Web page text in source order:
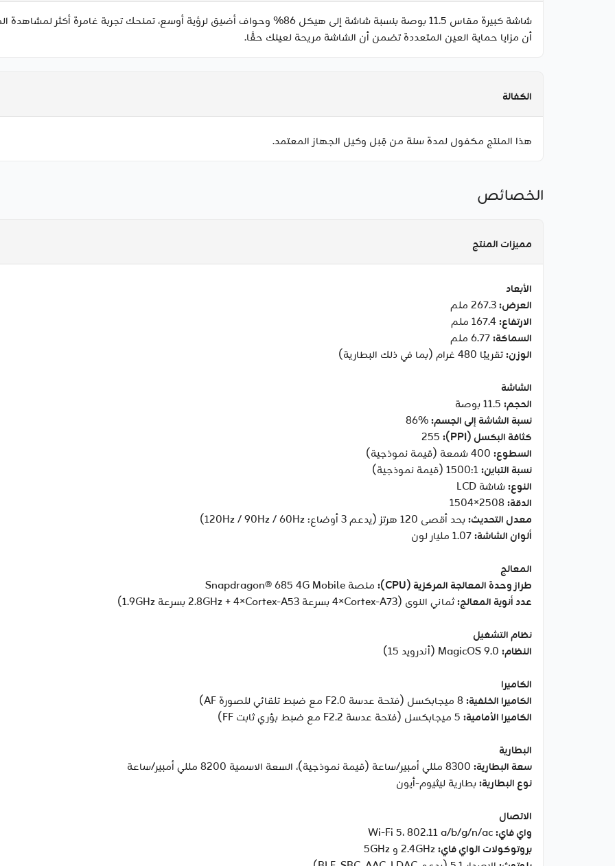
شاشة كبيرة مقاس 11.5 بوصة بنسبة شاشة إلى هيكل 86% وحواف أضيق لرؤية أوسع، تمنحك تجربة
أن مزايا حماية العين المتعددة تضمن أن الشاشة مريحة لعينك حقًا.
الكفالة
هذا المنتج مكفول لمدة سنة من قِبل وكيل الجهاز المعتمد.
الخصائص
مميزات المنتج
الأبعاد
العرض:
الارتفاع:
السماكة:
الوزن:تقريبًا ‎480 غرام (بما في ذلك البطارية)
الشاشة
الحجم:
نسبة الشاشة إلى الجسم:
كثافة البكسل (PPI):
السطوع:
نسبة التباين:
النوع:شاشة LCD
الدقة:
معدل التحديث: بحد أقصى ‎120 هرتز‎ (يدعم 3 أوضاع: ‎120Hz / 90Hz / 60Hz‎)
ألوان الشاشة:
المعالج
طراز وحدة المعالجة المركزية (CPU):
منصة Snapdragon® 685 4G Mobile
عدد أنوية المعالج:ثماني النوى (‎4×Cortex-A73 بسرعة ‎2.8GHz‎ + ‎4×Cortex-A53 بسرعة ‎1.9GHz‎)
نظام التشغيل
النظام:
الكاميرا
الكاميرا الخلفية:
الكاميرا الأمامية:
البطارية
سعة البطارية:
نوع البطارية: بطارية ليثيوم-أيون
الاتصال
واي فاي:
بروتوكولات الواي فاي: